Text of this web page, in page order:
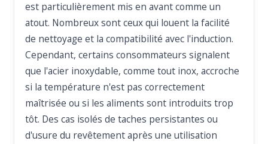
est particulièrement mis en avant comme un
atout. Nombreux sont ceux qui louent la facilité
de nettoyage et la compatibilité avec l'induction.
Cependant, certains consommateurs signalent
que l'acier inoxydable, comme tout inox, accroche
si la température n'est pas correctement
maîtrisée ou si les aliments sont introduits trop
tôt. Des cas isolés de taches persistantes ou
d'usure du revêtement après une utilisation